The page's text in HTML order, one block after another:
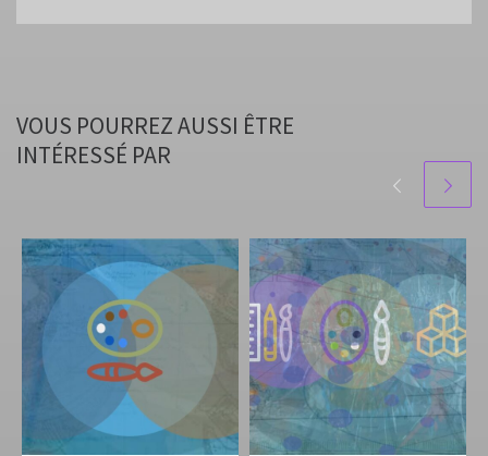
VOUS POURREZ AUSSI ÊTRE
INTÉRESSÉ PAR